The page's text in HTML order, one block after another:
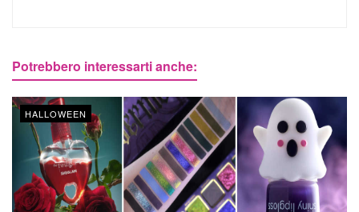
Potrebbero interessarti anche:
HALLOWEEN